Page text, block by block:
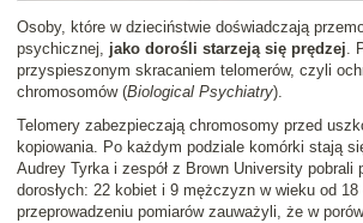
Osoby, które w dzieciństwie doświadczają
psychicznej, jako dorośli starzeją się prędzej.
przyspieszonym skracaniem telomerów, czyli
chromosomów (Biological Psychiatry).
Telomery zabezpieczają chromosomy przed
kopiowania. Po każdym podziale komórki stają
Audrey Tyrka i zespół z Brown University pobrali
dorosłych: 22 kobiet i 9 mężczyzn w wieku od
przeprowadzeniu pomiarów zauważyli, że w